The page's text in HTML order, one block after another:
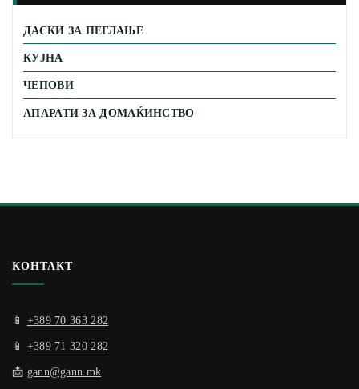
ДАСКИ ЗА ПЕГЛАЊЕ
КУЈНА
ЧЕПОВИ
АПАРАТИ ЗА ДОМАЌИНСТВО
КОНТАКТ
📱 +389 70 363 282
📱 +389 71 320 282
📩 gann@gann.mk